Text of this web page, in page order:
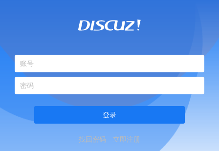
登录
找回密码 立即注册